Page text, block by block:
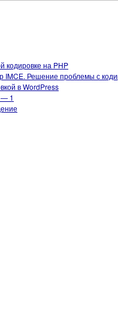
кодировке на PHP
IMCE. Решение проблемы с
в WordPress
— 1